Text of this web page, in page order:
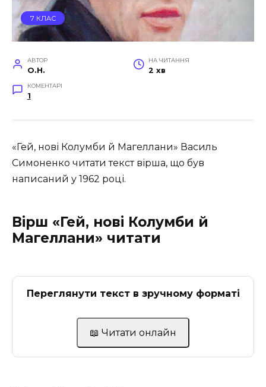
7 КЛАС
АВТОР
O.H.
НА ЧИТАННЯ
2 хв
КОМЕНТАРІ
1
«Гей, нові Колумби й Магеллани» Василь
Симоненко читати текст вірша, що був
написаний у 1962 році.
Вірш «Гей, нові Колумби й
Магеллани» читати
Переглянути текст в зручному форматі
📖 Читати онлайн